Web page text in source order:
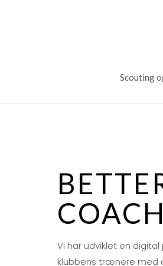
Scouting
Vi har udviklet en
klubbens trænere